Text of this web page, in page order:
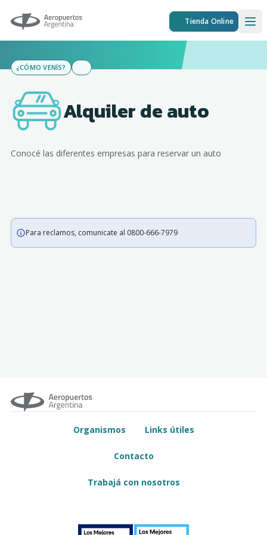
Aeropuertos Argentina Tienda Online
¿CÓMO VENÍS?
Alquiler de auto
Conocé las diferentes empresas para reservar un auto
Para reclamos, comunicate al 0800-666-7979
Organismos Links útiles
Contacto
Trabajá con nosotros